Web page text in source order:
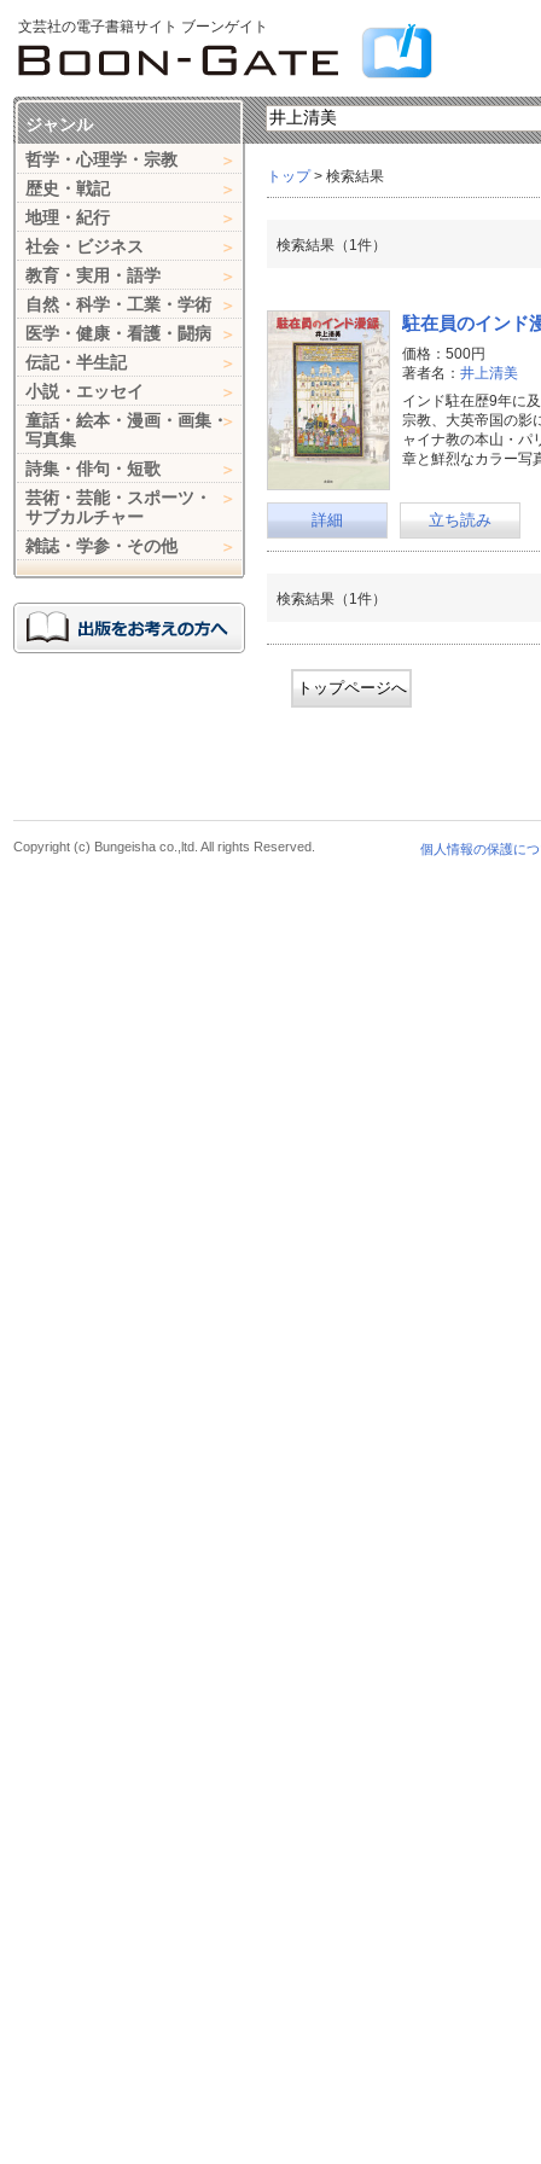
文芸社の電子書籍サイト ブーンゲイト
トップ> 検索結果
検索結果（1件）
駐在員のインド
価格：500円
著者名： 井上清美
インド駐在歴9年に
宗教、大英帝国の影
ャイナ教の本山・パ
章と鮮烈なカラー写
詳細 立ち読み
検索結果（1件）
トップページへ
ジャンル
哲学・心理学・宗教
歴史・戦記
地理・紀行
社会・ビジネス
教育・実用・語学
自然・科学・工業・学術
医学・健康・看護・闘病
伝記・半生記
小説・エッセイ
童話・絵本・漫画・画集・
写真集
詩集・俳句・短歌
芸術・芸能・スポーツ・
サブカルチャー
雑誌・学参・その他
個人情報の保護に
Copyright (c) Bungeisha co.,ltd. All rights Reserved.